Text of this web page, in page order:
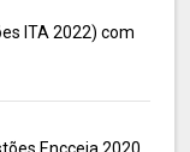
ITA 2022) com